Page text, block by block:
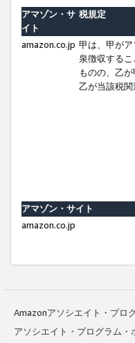
アマゾン・サ
イト
税規定
amazon.co.jp 甲は、甲が
泉徴収する
ものの、乙
乙が当該税
アマゾン・サイト
amazon.co.jp
Amazonアソシエイト・プロ
アソシエイト・プログラム・